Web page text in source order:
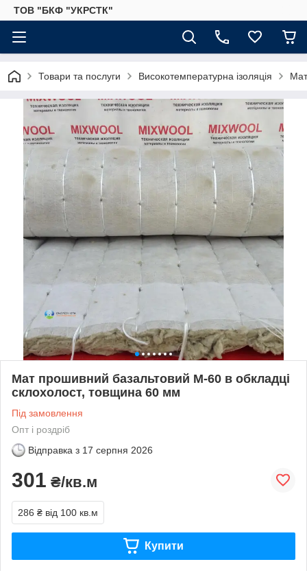
ТОВ "БКФ "УКРСТК"
Товари та послуги Високотемпературна ізоляція
Мат прошивний базальтовий М-60 в обкладці
склохолост, товщина 60 мм
Під замовлення
Опт і роздріб
Відправка з 17 серпня 2026
301 ₴/кв.м
286 ₴ від 100 кв.м
Купити